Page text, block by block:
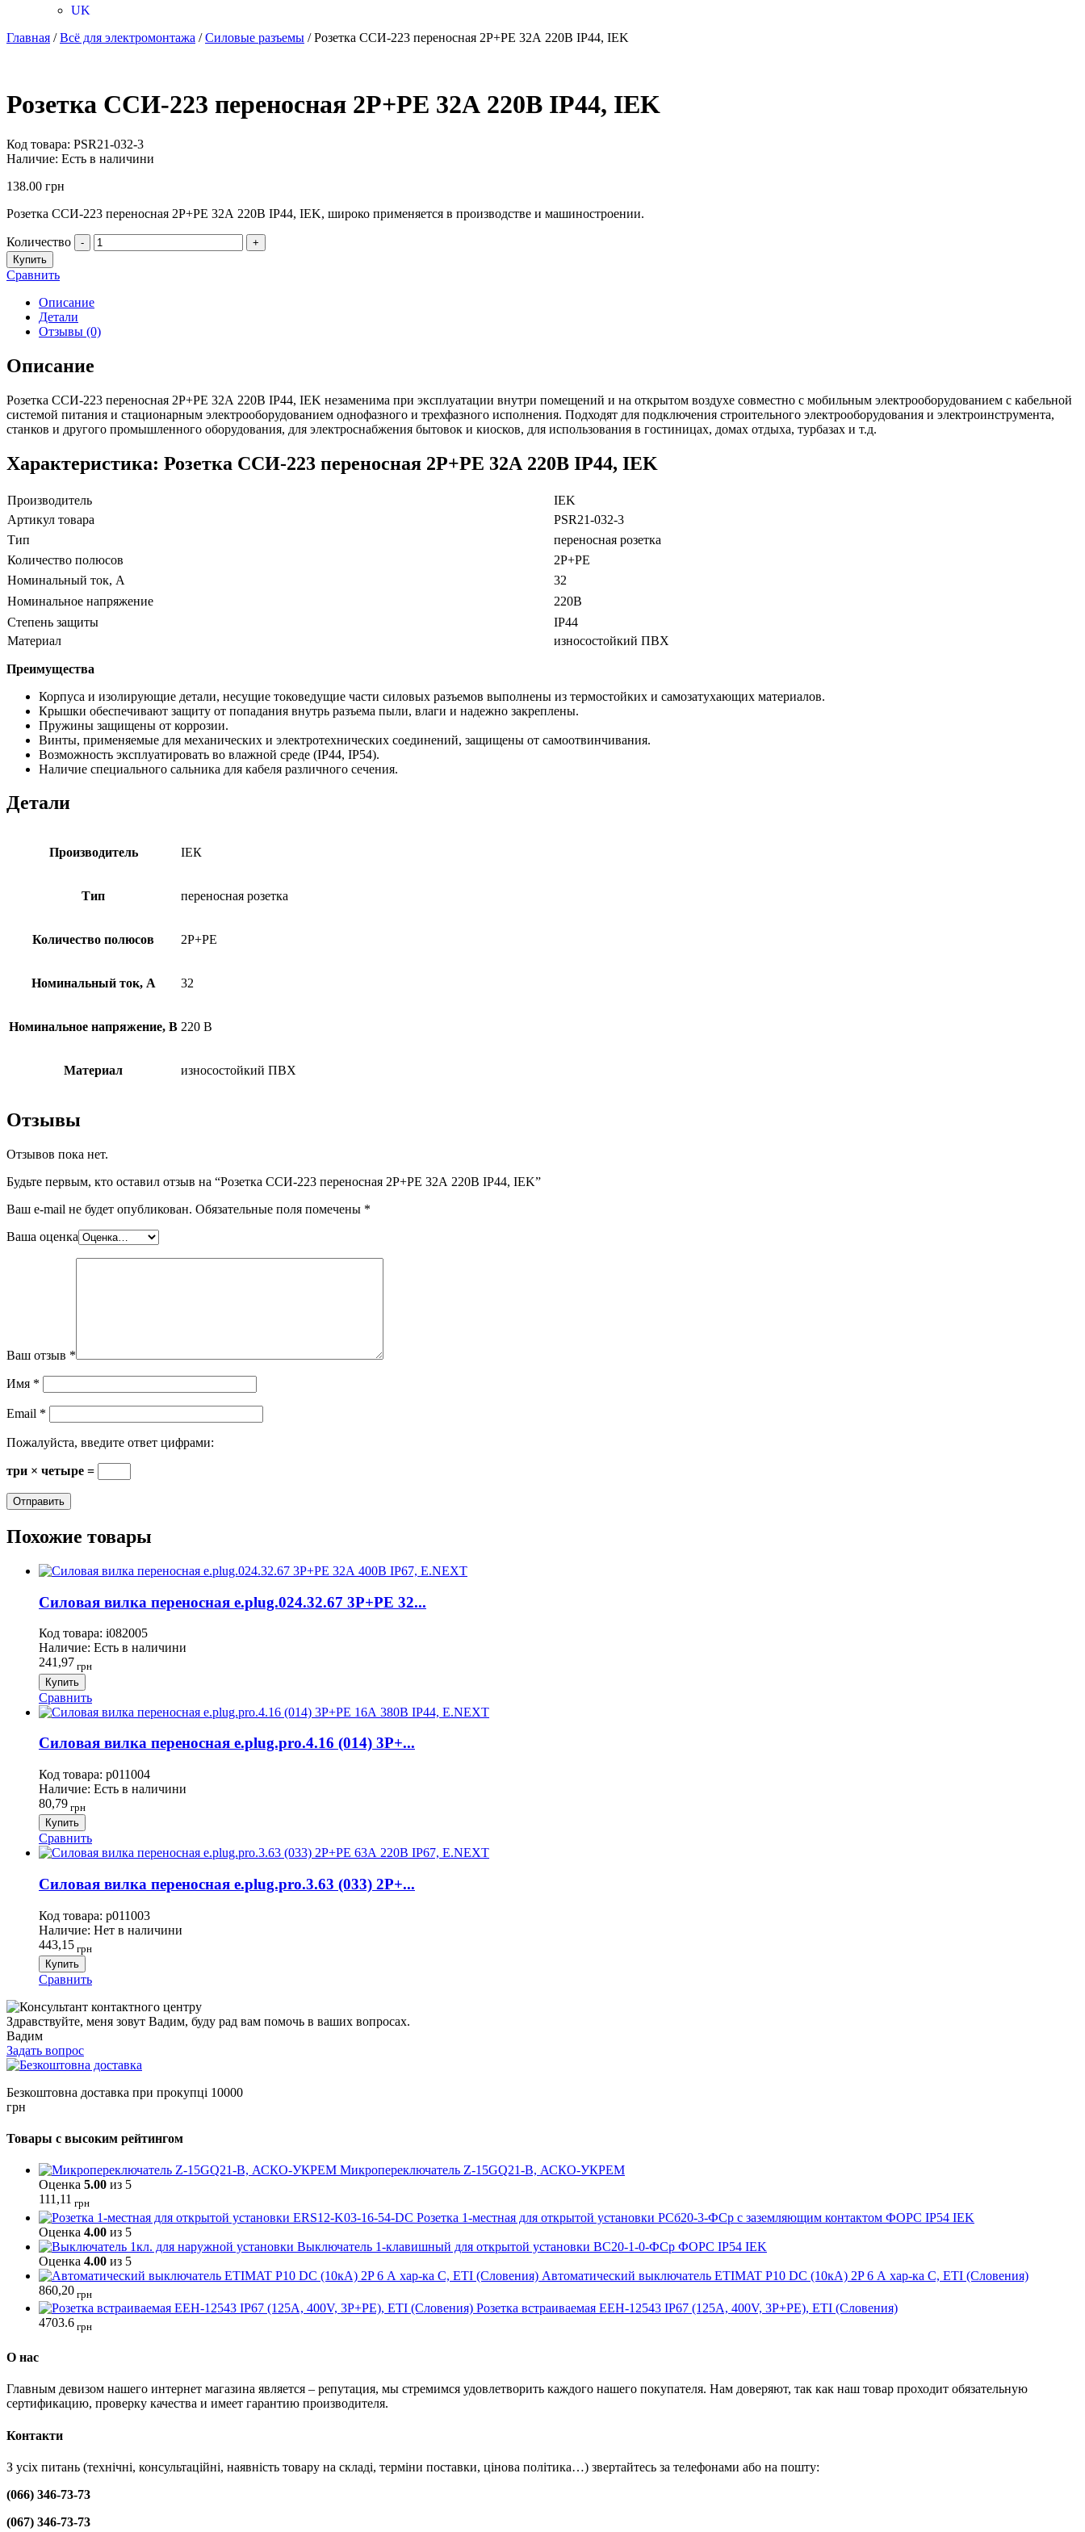
UK
Главная /Всё для электромонтажа /Силовые разъемы / Розетка ССИ-223 переносная 2P+PE 32А 220В IP44, IEK
Розетка ССИ-223 переносная 2P+PE 32А 220В IP44, IEK
Код товара: PSR21-032-3
Наличие: Есть в наличини
138.00 грн
Розетка ССИ-223 переносная 2P+PE 32А 220В IP44, IEK, широко применяется в производстве и машиностроении.
Количество -
+
Купить
Сравнить
Описание
Детали
Отзывы (0)
Описание
Розетка ССИ-223 переносная 2P+PE 32А 220В IP44, IEK незаменима при эксплуатации внутри помещений и на открытом воздухе совместно с мобильным электрооборудованием с кабельной
системой питания и стационарным электрооборудованием однофазного и трехфазного исполнения. Подходят для подключения строительного электрооборудования и электроинструмента,
станков и другого промышленного оборудования, для электроснабжения бытовок и киосков, для использования в гостиницах, домах отдыха, турбазах и т.д.
Характеристика: Розетка ССИ-223 переносная 2P+PE 32А 220В IP44, IEK
Производитель
IEK
Артикул товара
PSR21-032-3
Тип
переносная розетка
Количество полюсов
2P+PE
Номинальный ток, А
32
Номинальное напряжение
220В
Степень защиты
IP44
Материал
износостойкий ПВХ
Преимущества
Корпуса и изолирующие детали, несущие токоведущие части силовых разъемов выполнены из термостойких и самозатухающих материалов.
Крышки обеспечивают защиту от попадания внутрь разъема пыли, влаги и надежно закреплены.
Пружины защищены от коррозии.
Винты, применяемые для механических и электротехнических соединений, защищены от самоотвинчивания.
Возможность эксплуатировать во влажной среде (IP44, IP54).
Наличие специального сальника для кабеля различного сечения.
Детали
Производитель ІЕК
Тип переносная розетка
Количество полюсов 2P+PE
Номинальный ток, А 32
Номинальное напряжение, В 220 В
Материал износостойкий ПВХ
Отзывы
Отзывов пока нет.
Будьте первым, кто оставил отзыв на “Розетка ССИ-223 переносная 2P+PE 32А 220В IP44, IEK”
Ваш e-mail не будет опубликован. Обязательные поля помечены *
Ваша оценка
Ваш отзыв *
Имя *
Email *
Пожалуйста, введите ответ цифрами:
три × четыре =
Похожие товары
Силовая вилка переносная e.plug.024.32.67 3P+PE 32...
Код товара: i082005
Наличие: Есть в наличини
241,97 грн
Купить
Сравнить
Силовая вилка переносная e.plug.pro.4.16 (014) 3P+...
Код товара: p011004
Наличие: Есть в наличини
80,79 грн
Купить
Сравнить
Силовая вилка переносная e.plug.pro.3.63 (033) 2P+...
Код товара: p011003
Наличие: Нет в наличини
443,15 грн
Купить
Сравнить
Здравствуйте, меня зовут Вадим, буду рад вам помочь в ваших вопросах.
Вадим
Задать вопрос
Безкоштовна доставка при прокупці 10000
грн
Товары с высоким рейтингом
Микропереключатель Z-15GQ21-B, АСКО-УКРЕМ
Оценка 5.00 из 5
111,11 грн
Розетка 1-местная для открытой установки РСб20-3-ФСр с заземляющим контактом ФОРС IP54 IEK
Оценка 4.00 из 5
Выключатель 1-клавишный для открытой установки ВС20-1-0-ФСр ФОРС IP54 IEK
Оценка 4.00 из 5
Автоматический выключатель ETIMAT P10 DC (10кА) 2P 6 А хар-ка C, ETI (Словения)
860,20 грн
Розетка встраиваемая EEH-12543 IP67 (125A, 400V, 3P+PE), ETI (Словения)
4703.6 грн
О нас
Главным девизом нашего интернет магазина является – репутация, мы стремимся удовлетворить каждого нашего покупателя. Нам доверяют, так как наш товар проходит обязательную
сертификацию, проверку качества и имеет гарантию производителя.
Контакти
З усіх питань (технічні, консультаційні, наявність товару на складі, терміни поставки, цінова політика…) звертайтесь за телефонами або на пошту:
(066) 346-73-73
(067) 346-73-73